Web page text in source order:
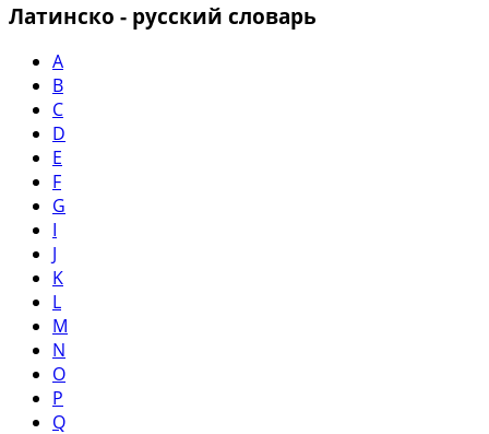
Латинско - русский словарь
A
B
C
D
E
F
G
I
J
K
L
M
N
O
P
Q